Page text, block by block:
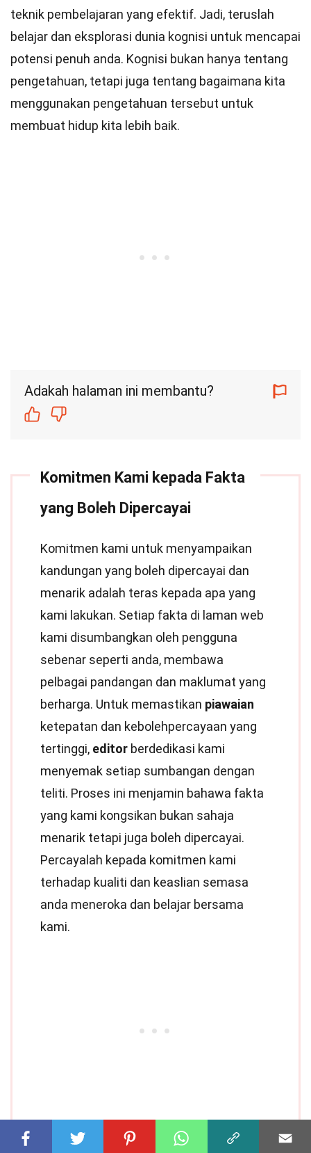
teknik pembelajaran yang efektif. Jadi, teruslah
belajar dan eksplorasi dunia kognisi untuk mencapai
potensi penuh anda. Kognisi bukan hanya tentang
pengetahuan, tetapi juga tentang bagaimana kita
menggunakan pengetahuan tersebut untuk
membuat hidup kita lebih baik.
Adakah halaman ini membantu?
Komitmen Kami kepada Fakta
yang Boleh Dipercayai
Komitmen kami untuk menyampaikan
kandungan yang boleh dipercayai dan
menarik adalah teras kepada apa yang
kami lakukan. Setiap fakta di laman web
kami disumbangkan oleh pengguna
sebenar seperti anda, membawa
pelbagai pandangan dan maklumat yang
berharga. Untuk memastikan piawaian
ketepatan dan kebolehpercayaan yang
tertinggi, editor berdedikasi kami
menyemak setiap sumbangan dengan
teliti. Proses ini menjamin bahawa fakta
yang kami kongsikan bukan sahaja
menarik tetapi juga boleh dipercayai.
Percayalah kepada komitmen kami
terhadap kualiti dan keaslian semasa
anda meneroka dan belajar bersama
kami.